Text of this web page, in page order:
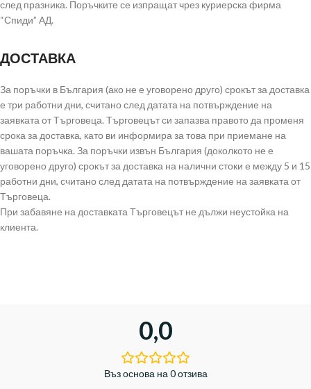
след празника. Поръчките се изпращат чрез куриерска фирма
“Спиди” АД.
ДОСТАВКА
За поръчки в България (ако не е уговорено друго) срокът за доставка
е три работни дни, считано след датата на потвърждение на
заявката от Търговеца. Търговецът си запазва правото да променя
срока за доставка, като ви информира за това при приемане на
вашата поръчка. За поръчки извън България (доколкото не е
уговорено друго) срокът за доставка на налични стоки е между 5 и 15
работни дни, считано след датата на потвърждение на заявката от
Търговеца.
При забавяне на доставката Търговецът не дължи неустойка на
клиента.
0,0
Въз основа на 0 отзива